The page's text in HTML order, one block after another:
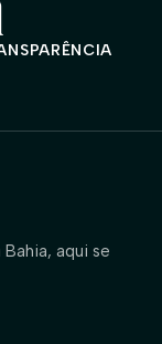
aqui se